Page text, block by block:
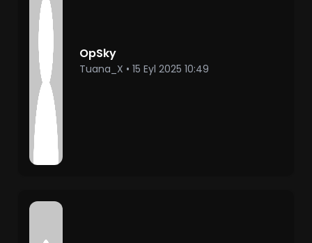
OpSky
Tuana_X • 15 Eyl 2025 10:49